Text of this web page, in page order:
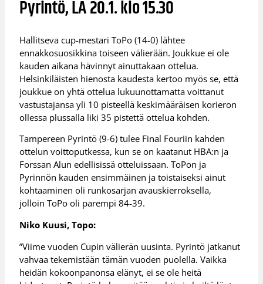
Pyrintö, LA 20.1. klo 15.30
Hallitseva cup-mestari ToPo (14-0) lähtee
ennakkosuosikkina toiseen välierään. Joukkue ei ole
kauden aikana hävinnyt ainuttakaan ottelua.
Helsinkiläisten hienosta kaudesta kertoo myös se, että
joukkue on yhtä ottelua lukuunottamatta voittanut
vastustajansa yli 10 pisteellä keskimääräisen korieron
ollessa plussalla liki 35 pistettä ottelua kohden.
Tampereen Pyrintö (9-6) tulee Final Fouriin kahden
ottelun voittoputkessa, kun se on kaatanut HBA:n ja
Forssan Alun edellisissä otteluissaan. ToPon ja
Pyrinnön kauden ensimmäinen ja toistaiseksi ainut
kohtaaminen oli runkosarjan avauskierroksella,
jolloin ToPo oli parempi 84-39.
Niko Kuusi, Topo:
”Viime vuoden Cupin välierän uusinta. Pyrintö jatkanut
vahvaa tekemistään tämän vuoden puolella. Vaikka
heidän kokoonpanonsa elänyt, ei se ole heitä